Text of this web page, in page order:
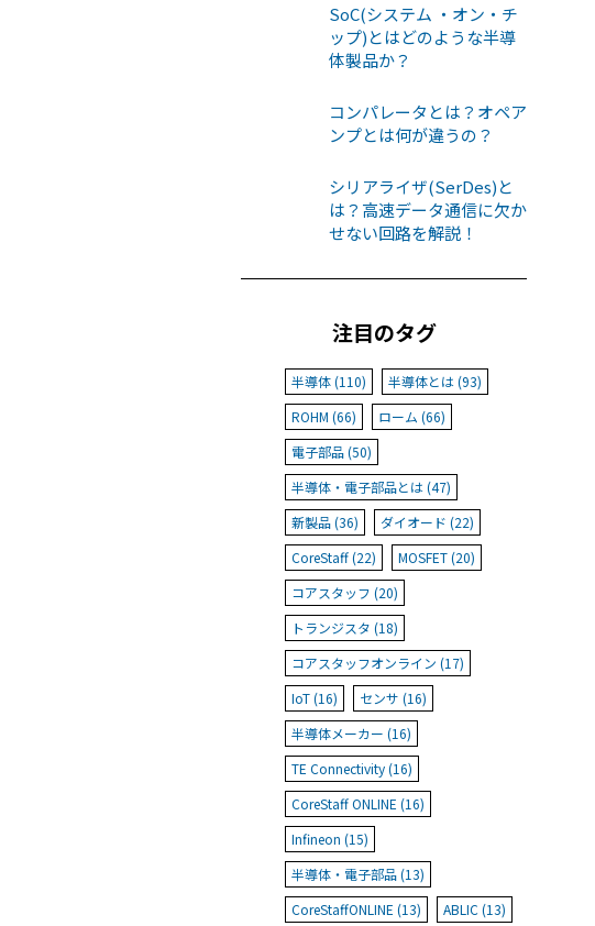
SoC(システム ・オン・チ
ップ)とはどのような半導
体製品か？
コンパレータとは？オペア
ンプとは何が違うの？
シリアライザ(SerDes)と
は？高速データ通信に欠か
せない回路を解説！
注目のタグ
半導体 (110)
半導体とは (93)
ROHM (66)
ローム (66)
電子部品 (50)
半導体・電子部品とは (47)
新製品 (36)
ダイオード (22)
CoreStaff (22)
MOSFET (20)
コアスタッフ (20)
トランジスタ (18)
コアスタッフオンライン (17)
IoT (16)
センサ (16)
半導体メーカー (16)
TE Connectivity (16)
CoreStaff ONLINE (16)
Infineon (15)
半導体・電子部品 (13)
CoreStaffONLINE (13)
ABLIC (13)